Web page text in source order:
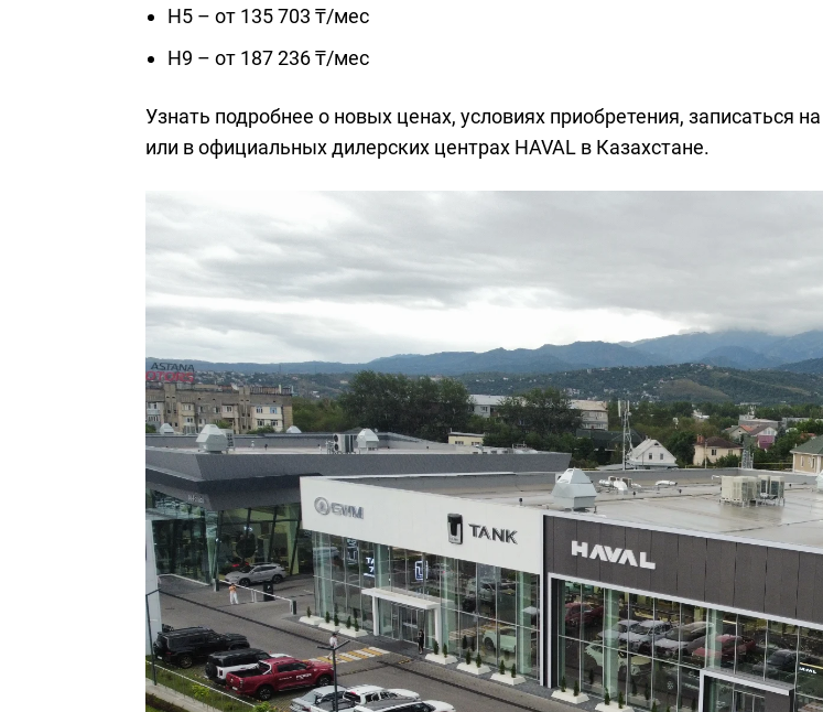
H5 – от 135 703 ₸/мес
H9 – от 187 236 ₸/мес
Узнать подробнее о новых ценах, условиях приобретения, записаться
или в официальных дилерских центрах HAVAL в Казахстане.